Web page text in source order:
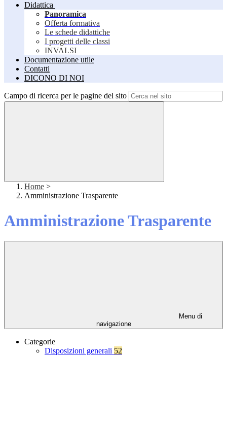
Didattica
Panoramica
Offerta formativa
Le schede didattiche
I progetti delle classi
INVALSI
Documentazione utile
Contatti
DICONO DI NOI
Campo di ricerca per le pagine del sito
Home >
Amministrazione Trasparente
Amministrazione Trasparente
Menu di
navigazione
Categorie
Disposizioni generali 52